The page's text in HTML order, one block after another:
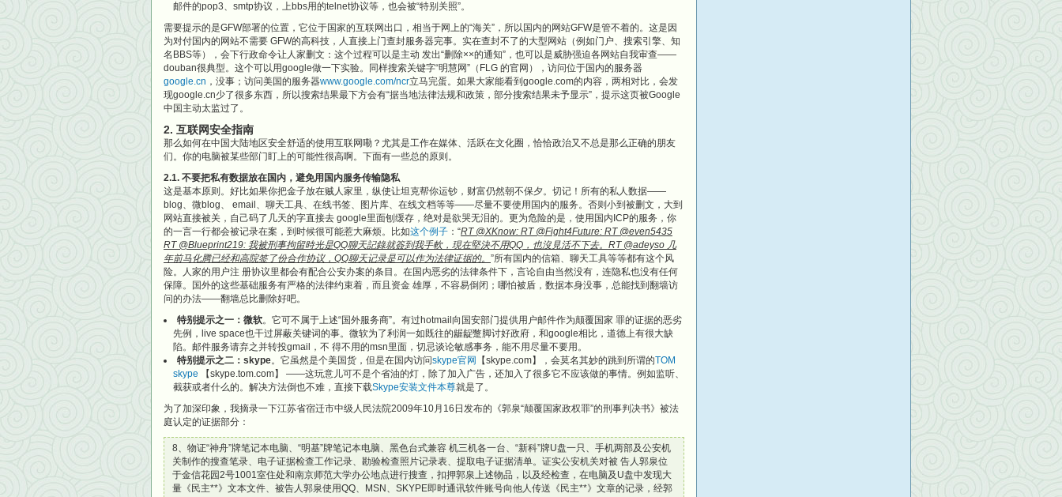
邮件的pop3、smtp协议，上bbs用的telnet协议等，也会被“特别关照”。
需要提示的是GFW部署的位置，它位于国家的互联网出口，相当于网上的“海关”，所以国内的网站GFW是管不着的。这是因
为对付国内的网站不需要 GFW的高科技，人直接上门查封服务器完事。实在查封不了的大型网站（例如门户、搜索引擎、知
名BBS等），会下行政命令让人家删文：这个过程可以是主动 发出“删除××的通知”，也可以是威胁强迫各网站自我审查——
douban很典型。这个可以用google做一下实验。同样搜索关键字“明慧网”（FLG 的官网），访问位于国内的服务器
google.cn ，没事；访问美国的服务器www.google.com/ncr立马完蛋。如果大家能看到google.com的内容，两相对比，会发
现google.cn少了很多东西，所以搜索结果最下方会有“据当地法律法规和政策，部分搜索结果未予显示”，提示这页被Google
中国主动太监过了。
2. 互联网安全指南
那么如何在中国大陆地区安全舒适的使用互联网嘞？尤其是工作在媒体、活跃在文化圈，恰恰政治又不总是那么正确的朋友
们。你的电脑被某些部门盯上的可能性很高啊。下面有一些总的原则。
2.1. 不要把私有数据放在国内，避免用国内服务传输隐私
这是基本原则。好比如果你把金子放在贼人家里，纵使让坦克帮你运钞，财富仍然朝不保夕。切记！所有的私人数据——
blog、微blog、 email、聊天工具、在线书签、图片库、在线文档等等——尽量不要使用国内的服务。否则小到被删文，大到
网站直接被关，自己码了几天的字直接去 google里面刨缓存，绝对是欲哭无泪的。更为危险的是，使用国内ICP的服务，你
的一言一行都会被记录在案，到时候很可能惹大麻烦。比如这个例子 ：“RT @XKnow: RT @Fight4Future: RT @even5435
RT @Blueprint219: 我被刑事拘留時光是QQ聊天記錄就簽到我手軟，現在堅決不用QQ，也沒見活不下去。RT @adeyso 几
年前马化腾已经和高院签了份合作协议，QQ聊天记录是可以作为法律证据的。 ”所有国内的信箱、聊天工具等等都有这个风
险。人家的用户注 册协议里都会有配合公安办案的条目。在国内恶劣的法律条件下，言论自由当然没有，连隐私也没有任何
保障。国外的这些基础服务有严格的法律约束着，而且资金 雄厚，不容易倒闭；哪怕被盾，数据本身没事，总能找到翻墙访
问的办法——翻墙总比删除好吧。
特别提示之一：微软。它可不属于上述“国外服务商”。有过hotmail向国安部门提供用户邮件作为颠覆国家 罪的证据的恶劣
先例，live space也干过屏蔽关键词的事。微软为了利润一如既往的龌龊蹩脚讨好政府，和google相比，道德上有很大缺
陷。邮件服务请弃之并转投gmail，不 得不用的msn里面，切忌谈论敏感事务，能不用尽量不要用。
特别提示之二：skype。它虽然是个美国货，但是在国内访问skype官网 【skype.com】，会莫名其妙的跳到所谓的TOM
skype 【skype.tom.com】 ——这玩意儿可不是个省油的灯，除了加入广告，还加入了很多它不应该做的事情。例如监听、
截获或者什么的。解决方法倒也不难，直接下载Skype安装文件本尊就是了。
为了加深印象，我摘录一下江苏省宿迁市中级人民法院2009年10月16日发布的《郭泉“颠覆国家政权罪”的刑事判决书》被法
庭认定的证据部分：
8、物证“神舟”牌笔记本电脑、“明基”牌笔记本电脑、黑色台式兼容 机三机各一台、“新科”牌U盘一只、手机两部及公安机
关制作的搜查笔录、电子证据检查工作记录、勘验检查照片记录表、提取电子证据清单。证实公安机关对被 告人郭泉位
于金信花园2号1001室住处和南京师范大学办公地点进行搜查，扣押郭泉上述物品，以及经检查，在电脑及U盘中发现大
量《民主**》文本文件、被告人郭泉使用QQ、MSN、SKYPE即时通讯软件账号向他人传送《民主**》文章的记录，经郭